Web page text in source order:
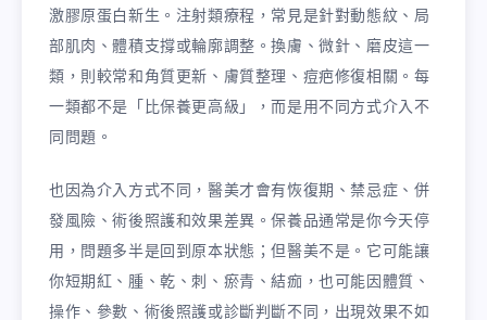
激膠原蛋白新生。注射類療程，常見是針對動態紋、局
部肌肉、體積支撐或輪廓調整。換膚、微針、磨皮這一
類，則較常和角質更新、膚質整理、痘疤修復相關。每
一類都不是「比保養更高級」，而是用不同方式介入不
同問題。
也因為介入方式不同，醫美才會有恢復期、禁忌症、併
發風險、術後照護和效果差異。保養品通常是你今天停
用，問題多半是回到原本狀態；但醫美不是。它可能讓
你短期紅、腫、乾、刺、瘀青、結痂，也可能因體質、
操作、參數、術後照護或診斷判斷不同，出現效果不如